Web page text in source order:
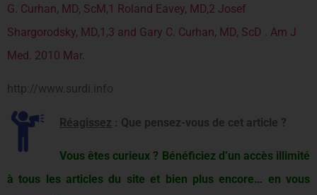
G. Curhan, MD, ScM,1 Roland Eavey, MD,2 Josef
Shargorodsky, MD,1,3 and Gary C. Curhan, MD, ScD . Am J
Med. 2010 Mar.
http://www.surdi.info
Réagissez : Que pensez-vous de cet article ?
Vous êtes curieux ? Bénéficiez d’un accès illimité
à tous les articles du site et bien plus encore… en vous